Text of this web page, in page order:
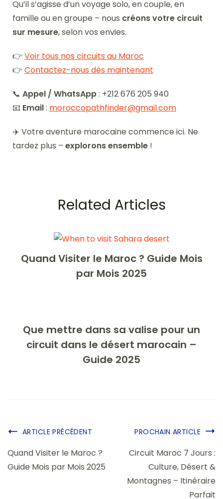
Qu’il s’agisse d’un voyage solo, en couple, en
famille ou en groupe – nous créons votre circuit
sur mesure, selon vos envies.
👉 Voir tous nos circuits au Maroc
👉 Contactez-nous dès maintenant
📞 Appel / WhatsApp: +212 676 205 940
📧 Email: moroccopathfinder@gmail.com
✈️ Votre aventure marocaine commence ici. Ne
tardez plus – explorons ensemble !
Related Articles
Quand Visiter le Maroc ? Guide Mois
par Mois 2025
Que mettre dans sa valise pour un
circuit dans le désert marocain –
Guide 2025
ARTICLE PRÉCÉDENT
Quand Visiter le Maroc ?
Guide Mois par Mois 2025
PROCHAIN ARTICLE
Circuit Maroc 7 Jours :
Culture, Désert &
Montagnes – Itinéraire
Parfait